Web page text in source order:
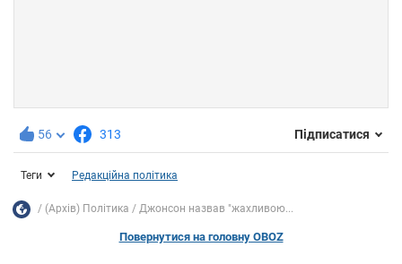
56 313 Підписатися
Теги Редакційна політика
(Архів) Політика Джонсон назвав "жахливою...
Повернутися на головну OBOZ